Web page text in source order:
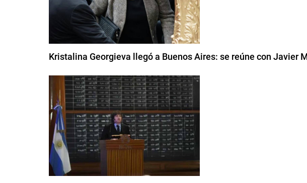
Kristalina Georgieva llegó a Buenos Aires: se reúne con Javier